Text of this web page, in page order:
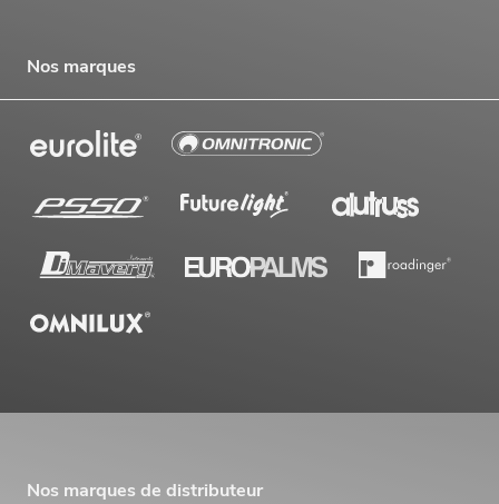
Nos marques
Nos marques de distributeur